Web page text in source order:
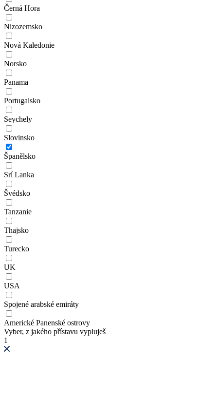
Černá Hora
Nizozemsko
Nová Kaledonie
Norsko
Panama
Portugalsko
Seychely
Slovinsko
Španělsko
Srí Lanka
Švédsko
Tanzanie
Thajsko
Turecko
UK
USA
Spojené arabské emiráty
Americké Panenské ostrovy
Vyber, z jakého přístavu vypluješ
1